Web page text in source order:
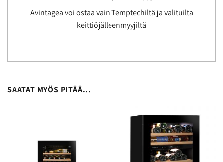
Avintagea voi ostaa vain Temptechiltä ja valituilta
keittiöjälleenmyyjiltä
SAATAT MYÖS PITÄÄ...